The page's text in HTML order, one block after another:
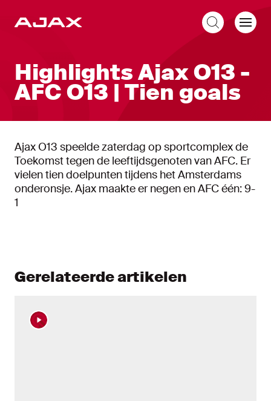
Highlights Ajax O13 -
AFC O13 | Tien goals
Ajax O13 speelde zaterdag op sportcomplex de
Toekomst tegen de leeftijdsgenoten van AFC. Er
vielen tien doelpunten tijdens het Amsterdams
onderonsje. Ajax maakte er negen en AFC één: 9-
1
Gerelateerde artikelen